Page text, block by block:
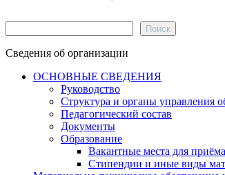
Поиск
Сведения об организации
ОСНОВНЫЕ СВЕДЕНИЯ
Руководство
Структура и органы управления
Педагогический состав
Документы
Образование
Вакантные места для
Стипендии и иные виды